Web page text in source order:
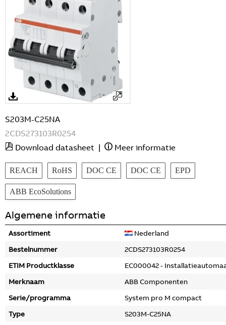
S203M-C25NA
2CDS273103R0254
Download datasheet | Meer informatie
REACH RoHS DOC CE DOC CE EPD
ABB EcoSolutions
Algemene informatie
Assortiment
Nederland
Bestelnummer
2CDS273103R0254
ETIM Productklasse
EC000042 -
Merknaam
ABB Componenten
Serie/programma
System pro M compact
Type
S203M-C25NA